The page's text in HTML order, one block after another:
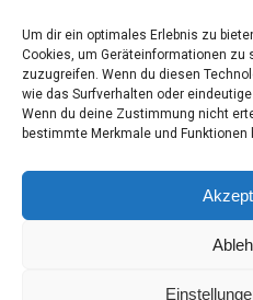
Um dir ein optimales Erlebnis zu
Cookies, um Geräteinformationen zu
zuzugreifen. Wenn du diesen
wie das Surfverhalten oder
Wenn du deine Zustimmung nicht
bestimmte Merkmale und
Kontakt
„Mit jungen Ideen, alte
Tel.: +43 664 / 48 64 721
Mail: